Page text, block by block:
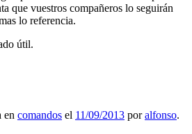
que vuestros compañeros lo seguirán
lo referencia.
útil.
en comandos el 11/09/2013 poralfonso.